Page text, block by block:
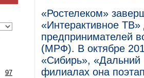
97
«Ростелеком»
«Интерактивное
предпринимателей
(МРФ). В октябре
«Сибирь», «Дальний
филиалах она